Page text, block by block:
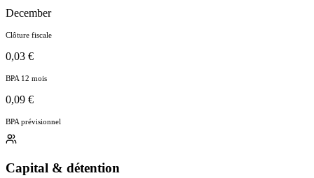
December
Clôture fiscale
0,03 €
BPA 12 mois
0,09 €
BPA prévisionnel
Capital & détention